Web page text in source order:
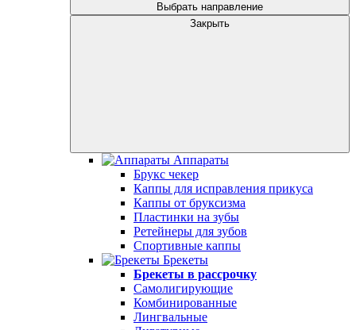
Выбрать направление
Закрыть
Аппараты
Брукс чекер
Каппы для исправления прикуса
Каппы от бруксизма
Пластинки на зубы
Ретейнеры для зубов
Спортивные каппы
Брекеты
Брекеты в рассрочку
Самолигирующие
Комбинированные
Лингвальные